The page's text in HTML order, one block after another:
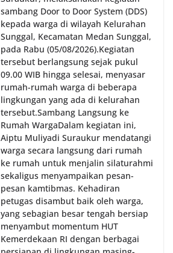
sambang Door to Door System (DDS)
kepada warga di wilayah Kelurahan
Sunggal, Kecamatan Medan Sunggal,
pada Rabu (05/08/2026).‎‎Kegiatan
tersebut berlangsung sejak pukul
09.00 WIB hingga selesai, menyasar
rumah-rumah warga di beberapa
lingkungan yang ada di kelurahan
tersebut.‎Sambang Langsung ke
Rumah Warga‎Dalam kegiatan ini,
Aiptu Muliyadi Suraukur mendatangi
warga secara langsung dari rumah
ke rumah untuk menjalin silaturahmi
sekaligus menyampaikan pesan-
pesan kamtibmas. Kehadiran
petugas disambut baik oleh warga,
yang sebagian besar tengah bersiap
menyambut momentum HUT
Kemerdekaan RI dengan berbagai